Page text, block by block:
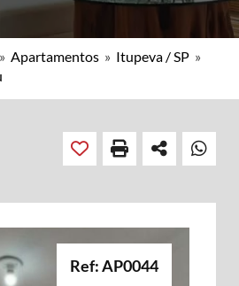
» Apartamentos » Itupeva / SP »
Ref: AP0044